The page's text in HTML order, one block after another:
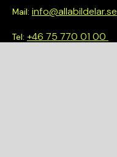
Mail: info@allabildelar.se
Tel: +46 75 770 01 00